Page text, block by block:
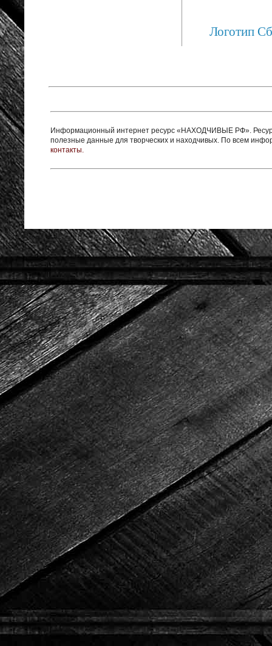
Логотип
Информационный интернет ресурс «НАХОДЧИВЫЕ РФ».
полезные данные для творческих и находчивых. По всем
контакты.